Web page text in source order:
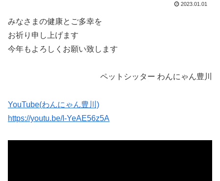
2023.01.01
みなさまの健康とご多幸を
お祈り申し上げます
今年もよろしくお願い致します
ペットシッター わんにゃん豊川
YouTube(わんにゃん豊川)
https://youtu.be/I-YeAE56z5A